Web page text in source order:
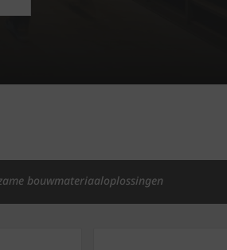
bouwmateriaaloplossingen